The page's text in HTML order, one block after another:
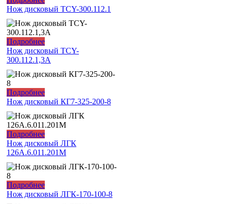
Нож дисковый TCY-300.112.1
Подробнее
Нож дисковый TCY-
300.112.1,3А
Подробнее
Нож дисковый КГ7-325-200-8
Подробнее
Нож дисковый ЛГК
126А.6.011.201М
Подробнее
Нож дисковый ЛГК-170-100-8